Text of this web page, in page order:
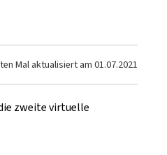
Mal aktualisiert am 01.07.2021
zweite virtuelle